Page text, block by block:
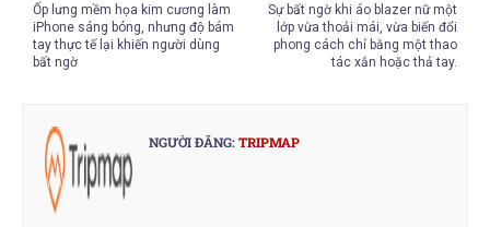
Sự bất ngờ khi áo blazer nữ một
lớp vừa thoải mái, vừa biến đổi
phong cách chỉ bằng một thao
tác xắn hoặc thả tay.
Ốp lưng mềm họa kim cương làm
iPhone sáng bóng, nhưng độ bám
tay thực tế lại khiến người dùng
bất ngờ
NGƯỜI ĐĂNG:TRIPMAP